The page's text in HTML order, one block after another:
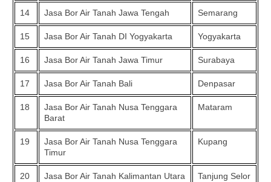
14 Jasa Bor Air Tanah Jawa Tengah Semarang
15 Jasa Bor Air Tanah DI Yogyakarta Yogyakarta
16 Jasa Bor Air Tanah Jawa Timur Surabaya
17 Jasa Bor Air Tanah Bali Denpasar
18
Jasa Bor Air Tanah Nusa Tenggara
Barat
Mataram
19
Jasa Bor Air Tanah Nusa Tenggara
Timur
Kupang
20 Jasa Bor Air Tanah Kalimantan Utara Tanjung Selor